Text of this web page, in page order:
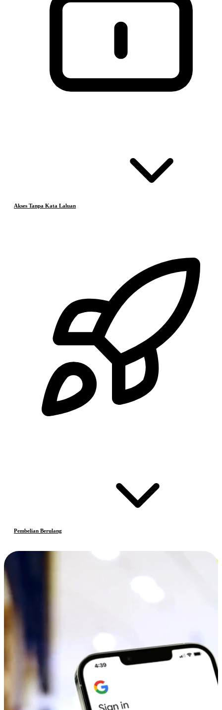
Akses Tanpa Kata Laluan
Pembelian Berulang